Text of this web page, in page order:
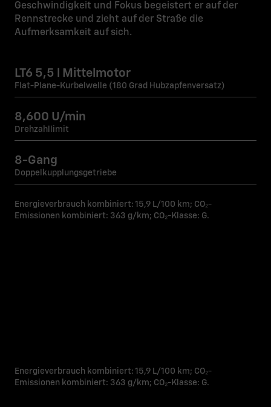
Geschwindigkeit und Fokus begeistert er auf der
Rennstrecke und zieht auf der Straße die
Aufmerksamkeit auf sich.
LT6 5,5 l Mittelmotor
Flat-Plane-Kurbelwelle (180 Grad Hubzapfenversatz)
8,600 U/min
Drehzahllimit
8-Gang
Doppelkupplungsgetriebe
Energieverbrauch kombiniert: 15,9 L/100 km; CO₂-
Emissionen kombiniert: 363 g/km; CO₂-Klasse: G.
Energieverbrauch kombiniert: 15,9 L/100 km; CO₂-
Emissionen kombiniert: 363 g/km; CO₂-Klasse: G.